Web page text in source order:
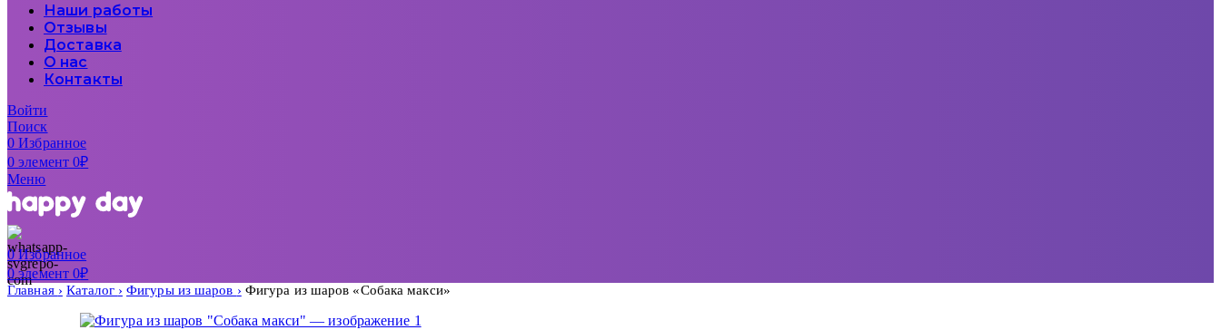
Наши работы
Отзывы
Доставка
О нас
Контакты
Войти
Поиск
0Избранное
0элемент 0₽
Меню
0Избранное
0элемент 0₽
Главная Каталог Фигуры из шаров Фигура из шаров «Собака макси»